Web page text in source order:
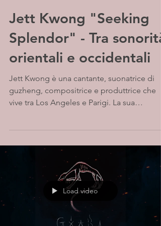
Jett Kwong "Seeking
Splendor" - Tra sonorità
orientali e occidentali
Jett Kwong è una cantante, suonatrice di
guzheng, compositrice e produttrice che
vive tra Los Angeles e Parigi. La sua
Load video